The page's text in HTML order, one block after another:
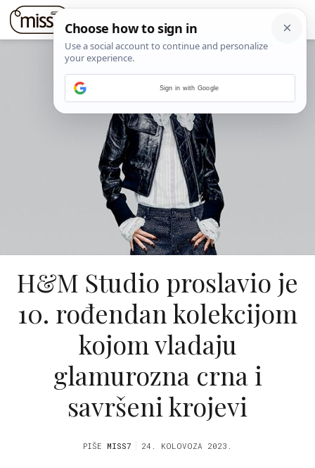
H&M Studio proslavio je
10. rođendan kolekcijom
kojom vladaju
glamurozna crna i
savršeni krojevi
PIŠE MISS7 24. KOLOVOZA 2023.
Sign in with Google